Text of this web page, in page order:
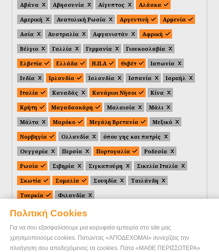
Πολιτική Cookies
Για να σου εξασφαλίσουμε μια κορυφαία εμπειρία στο site μας
χρησιμοποιούμε cookies. Πατώντας «ΑΠΟΔΕΧΟΜΑΙ» συνεχίζεις την
πλοήγηση σου αποδεχόμενος τα cookies. Πάτα «ΜΑΘΕ ΠΕΡΙΣΣΟΤΕΡΑ»
Αβάνα Αβησσυνία Αίγυπτος
Αλάσκα
Αμερική
Ανατολική Ρωσία Αργεντινή
Αρμενία
Ασία
Αυστραλία Αφγανιστάν
Αφρική
Βέλγιο
Γαλλία Γερμανία
Γιουκοσλαβία
Ελβετία
Ελλάδα Η.Π.Α Θιβέτ
Ιαπωνία
Ινδία
Ιρλανδία Ισλανδία Ισπανία
Ισραήλ
Ιταλία
Καναδάς Κανάριοι Νήσοι
Κίνα
Κρήτη
Μαγαδασκάρη Μαλαισία
Μάλι
Μάλτα
Μαρόκο Μεγάλη Βρετανία
Μεξικό
Νορβηγία
Ολλανδία
όπου γης και πατρίς
Ουγγαρία
Περσία Πορτογαλία
Ροδεσία
Ρωσία
Σιβηρία Σιγκαπούρη
Σικελία Ιταλία
Σκωτία
Σομαλία Σουηδία
Ταιλάνδη
Τουρκία
Φιλανδία